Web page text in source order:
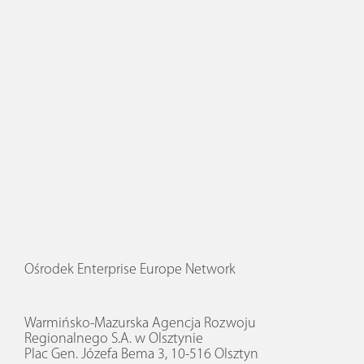
Ośrodek Enterprise Europe Network
Warmińsko-Mazurska Agencja Rozwoju
Regionalnego S.A. w Olsztynie
Plac Gen. Józefa Bema 3, 10-516 Olsztyn